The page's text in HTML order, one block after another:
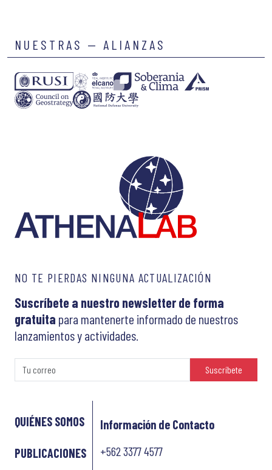
NUESTRAS — ALIANZAS
NO TE PIERDAS NINGUNA ACTUALIZACIÓN
Suscríbete a nuestro newsletter de forma
gratuita para mantenerte informado de nuestros
lanzamientos y actividades.
Suscríbete
QUIÉNES SOMOS
PUBLICACIONES
Información de Contacto
+562 3377 4577